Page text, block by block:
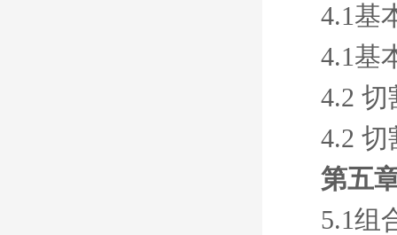
4.1基
4.1基
4.2 切
4.2 切
第五
5.1组